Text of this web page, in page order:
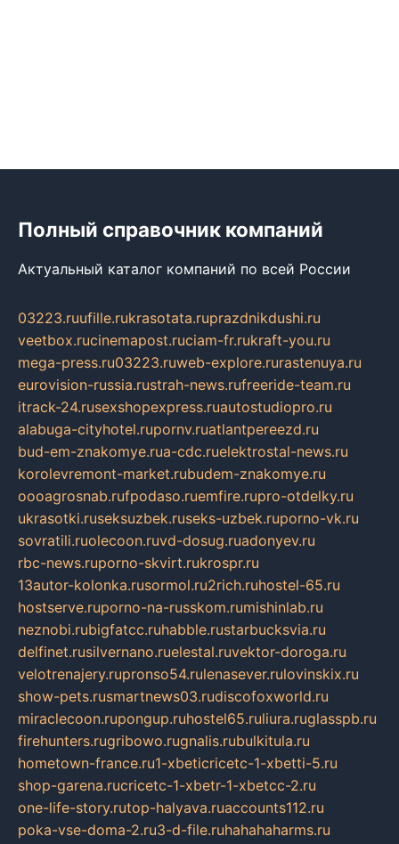
Полный справочник компаний
Актуальный каталог компаний по всей России
03223.ruufille.rukrasotata.ruprazdnikdushi.ru
veetbox.rucinemapost.ruciam-fr.rukraft-you.ru
mega-press.ru03223.ruweb-explore.rurastenuya.ru
eurovision-russia.rustrah-news.rufreeride-team.ru
itrack-24.rusexshopexpress.ruautostudiopro.ru
alabuga-cityhotel.rupornv.ruatlantpereezd.ru
bud-em-znakomye.rua-cdc.ruelektrostal-news.ru
korolevremont-market.rubudem-znakomye.ru
oooagrosnab.rufpodaso.ruemfire.rupro-otdelky.ru
ukrasotki.ruseksuzbek.ruseks-uzbek.ruporno-vk.ru
sovratili.ruolecoon.ruvd-dosug.ruadonyev.ru
rbc-news.ruporno-skvirt.rukrospr.ru
13autor-kolonka.rusormol.ru2rich.ruhostel-65.ru
hostserve.ruporno-na-russkom.rumishinlab.ru
neznobi.rubigfatcc.ruhabble.rustarbucksvia.ru
delfinet.rusilvernano.ruelestal.ruvektor-doroga.ru
velotrenajery.rupronso54.rulenasever.rulovinskix.ru
show-pets.rusmartnews03.rudiscofoxworld.ru
miraclecoon.rupongup.ruhostel65.ruliura.ruglasspb.ru
firehunters.rugribowo.rugnalis.rubulkitula.ru
hometown-france.ru1-xbeticricetc-1-xbetti-5.ru
shop-garena.rucricetc-1-xbetr-1-xbetcc-2.ru
one-life-story.rutop-halyava.ruaccounts112.ru
poka-vse-doma-2.ru3-d-file.ruhahahaharms.ru